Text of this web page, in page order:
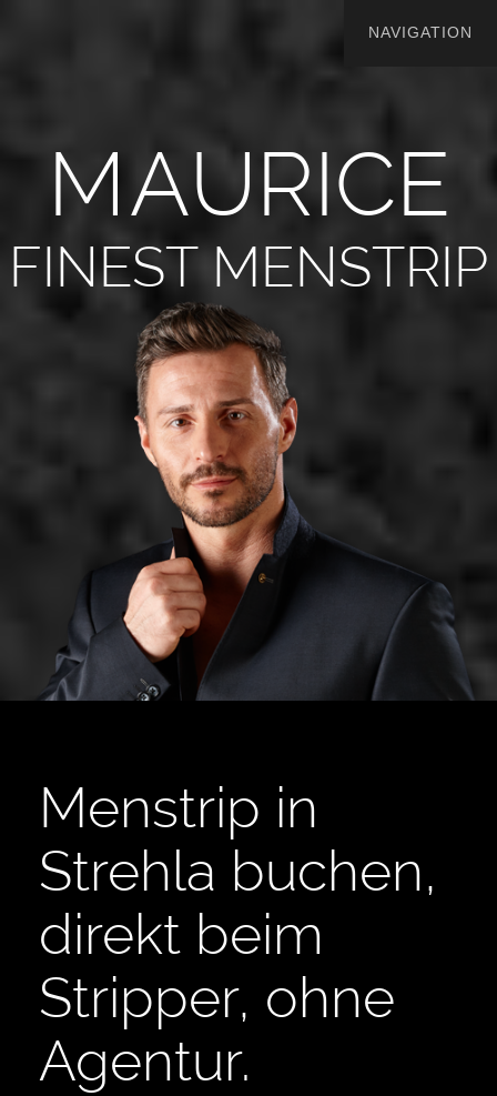
MAURICE
FINEST MENSTRIP
Menstrip in
Strehla buchen,
direkt beim
Stripper, ohne
Agentur.